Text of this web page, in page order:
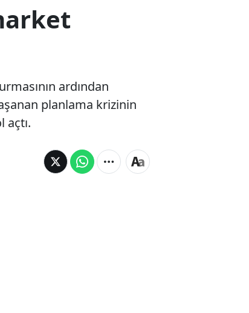
ardından
planlama krizinin
açtı.